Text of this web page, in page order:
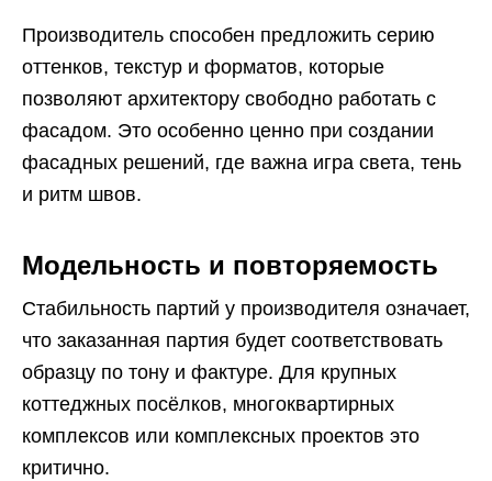
Производитель способен предложить серию
оттенков, текстур и форматов, которые
позволяют архитектору свободно работать с
фасадом. Это особенно ценно при создании
фасадных решений, где важна игра света, тень
и ритм швов.
Модельность и повторяемость
Стабильность партий у производителя означает,
что заказанная партия будет соответствовать
образцу по тону и фактуре. Для крупных
коттеджных посёлков, многоквартирных
комплексов или комплексных проектов это
критично.